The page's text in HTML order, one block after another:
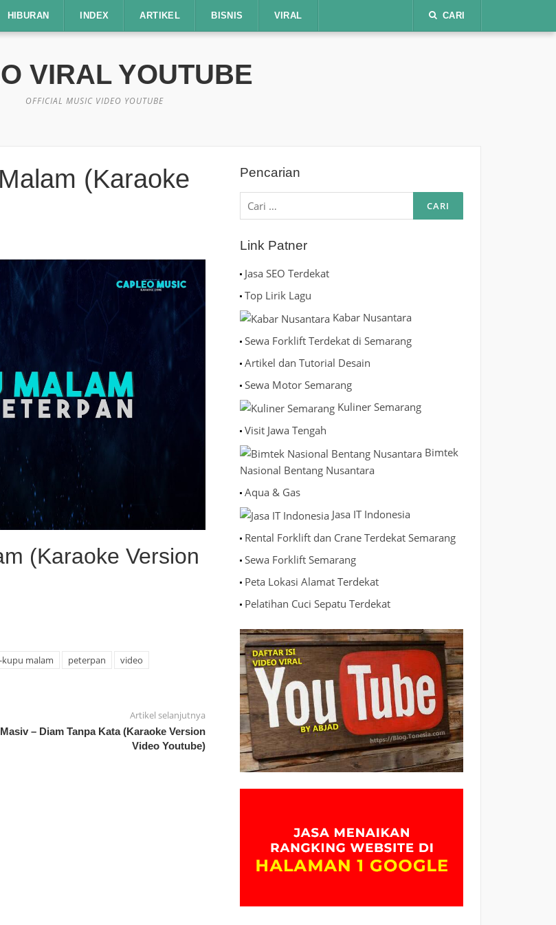
HIBURAN INDEX ARTIKEL BISNIS VIRAL CARI
VIRAL YOUTUBE
OFFICIAL MUSIC VIDEO YOUTUBE
(Karaoke
(Karaoke Version
malam peterpan
video
Artikel selanjutnya
– Diam Tanpa Kata (Karaoke Version
Video Youtube)
Pencarian
Cari
untuk:
Link Patner
Jasa SEO Terdekat
Top Lirik Lagu
Kabar Nusantara
Sewa Forklift Terdekat di Semarang
Artikel dan Tutorial Desain
Sewa Motor Semarang
Kuliner Semarang
Visit Jawa Tengah
Bimtek
Nasional Bentang Nusantara
Aqua & Gas
Jasa IT Indonesia
Rental Forklift dan Crane Terdekat Semarang
Sewa Forklift Semarang
Peta Lokasi Alamat Terdekat
Pelatihan Cuci Sepatu Terdekat